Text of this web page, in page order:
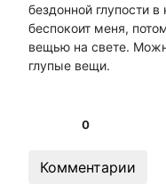
бездонной глупости
беспокоит меня,
вещью на свете.
глупые вещи.
0
Комментарии